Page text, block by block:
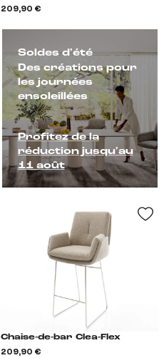
Soldes d'été
Des créations pour
les journées
ensoleillées
Profitez de la
réduction jusqu'au
11 août
209,90 €
Chaise-de-bar Clea-Flex
209,90 €